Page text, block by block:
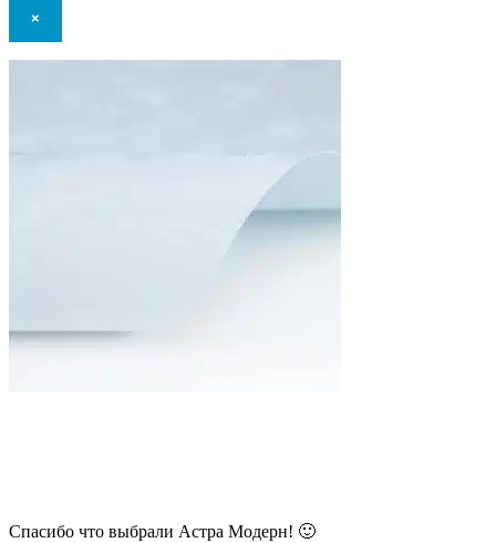
×
Спасибо что выбрали Астра Модерн! 🙂